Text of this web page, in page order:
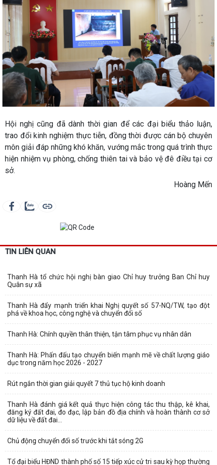
Hội nghị cũng đã dành thời gian để các đại biểu thảo luận,
trao đổi kinh nghiệm thực tiễn, đồng thời được cán bộ chuyên
môn giải đáp những khó khăn, vướng mắc trong quá trình thực
hiện nhiệm vụ phòng, chống thiên tai và bảo vệ đê điều tại cơ
sở.
Hoàng Mến
TIN LIÊN QUAN
Thanh Hà tổ chức hội nghị bàn giao Chỉ huy trưởng Ban Chỉ huy
Quân sự xã
Thanh Hà đẩy mạnh triển khai Nghị quyết số 57-NQ/TW, tạo đột
phá về khoa học, công nghệ và chuyển đổi số
Thanh Hà: Chính quyền thân thiện, tận tâm phục vụ nhân dân
Thanh Hà: Phấn đấu tạo chuyển biến mạnh mẽ về chất lượng giáo
dục trong năm học 2026 - 2027
Rút ngắn thời gian giải quyết 7 thủ tục hộ kinh doanh
Thanh Hà đánh giá kết quả thực hiện công tác thu thập, kê khai,
đăng ký đất đai, đo đạc, lập bản đồ địa chính và hoàn thành cơ sở
dữ liệu về đất đai...
Chủ động chuyển đổi số trước khi tắt sóng 2G
Tổ đại biểu HĐND thành phố số 15 tiếp xúc cử tri sau kỳ họp thường